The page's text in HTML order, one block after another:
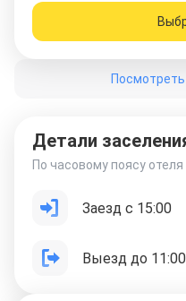
Детали
По часовому поясу отеля
Заезд с 15:00
Выезд до 11:00